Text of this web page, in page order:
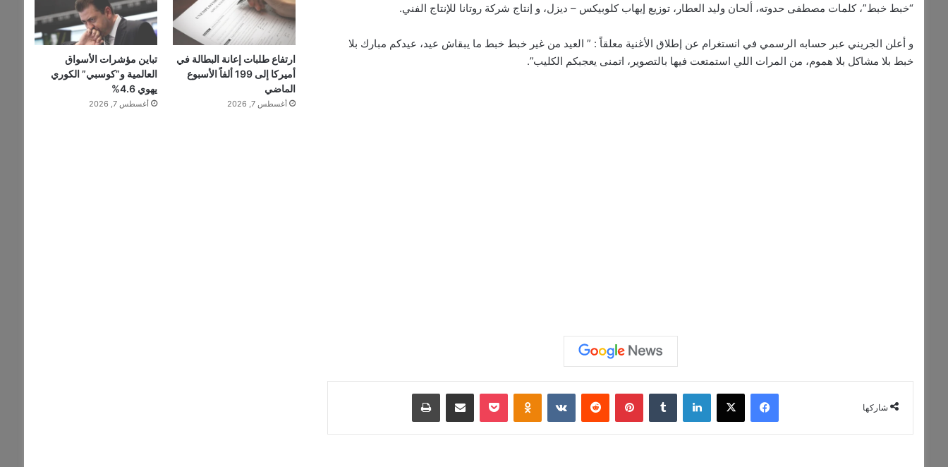
“خبط خبط”، كلمات مصطفى حدوته، ألحان وليد العطار، توزيع إيهاب كلوبيكس – ديزل، و إنتاج شركة روتانا للإنتاج الفني.
و أعلن الجريني عبر حسابه الرسمي في انستغرام عن إطلاق الأغنية معلقاً : ” العيد من غير خبط خبط ما يبقاش عيد، عيدكم مبارك بلا
خبط بلا مشاكل بلا هموم، من المرات اللي استمتعت فيها بالتصوير، اتمنى يعجبكم الكليب”.
شاركها
فيسبوك ‫X لينكدإن ‏Tumblr بينتيريست ‏Reddit
‏VKontakte
Odnoklassniki
‫Pocket مشاركة عبر البريد طباعة
ارتفاع طلبات إعانة البطالة في
أميركا إلى 199 ألفاً الأسبوع
الماضي
أغسطس 7, 2026
تباين مؤشرات الأسواق
العالمية و”كوسبي” الكوري
يهوي 4.6%
أغسطس 7, 2026